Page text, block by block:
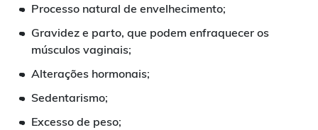
Processo natural de envelhecimento;
Gravidez e parto, que podem enfraquecer os
músculos vaginais;
Alterações hormonais;
Sedentarismo;
Excesso de peso;